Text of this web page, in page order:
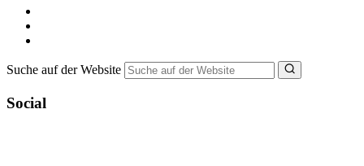
Suche auf der Website
Social